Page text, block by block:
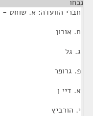
נכחו
חברי הוועדה: א. שוחט -
ח. אורון
ג. גל
פ. גרופר
א. דיי ן
י. הורביץ